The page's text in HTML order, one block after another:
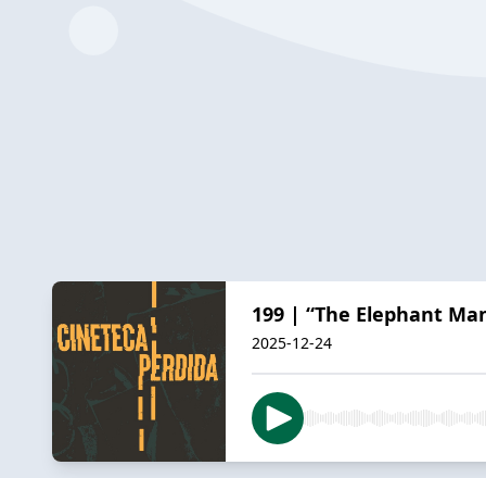
199 | “The Elephant
2025-12-24